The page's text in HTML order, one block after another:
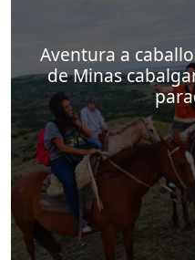
departamento
Aventura a
de Minas